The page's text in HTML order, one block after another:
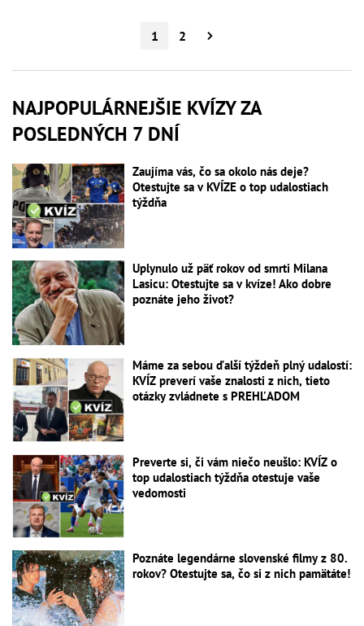
1 2
NAJPOPULÁRNEJŠIE KVÍZY ZA
POSLEDNÝCH 7 DNÍ
Zaujíma vás, čo sa okolo nás deje?
Otestujte sa v KVÍZE o top udalostiach
týždňa
Uplynulo už päť rokov od smrti Milana
Lasicu: Otestujte sa v kvíze! Ako dobre
poznáte jeho život?
Máme za sebou ďalší týždeň plný udalostí:
KVÍZ preverí vaše znalosti z nich, tieto
otázky zvládnete s PREHĽADOM
Preverte si, či vám niečo neušlo: KVÍZ o
top udalostiach týždňa otestuje vaše
vedomosti
Poznáte legendárne slovenské filmy z 80.
rokov? Otestujte sa, čo si z nich pamätáte!